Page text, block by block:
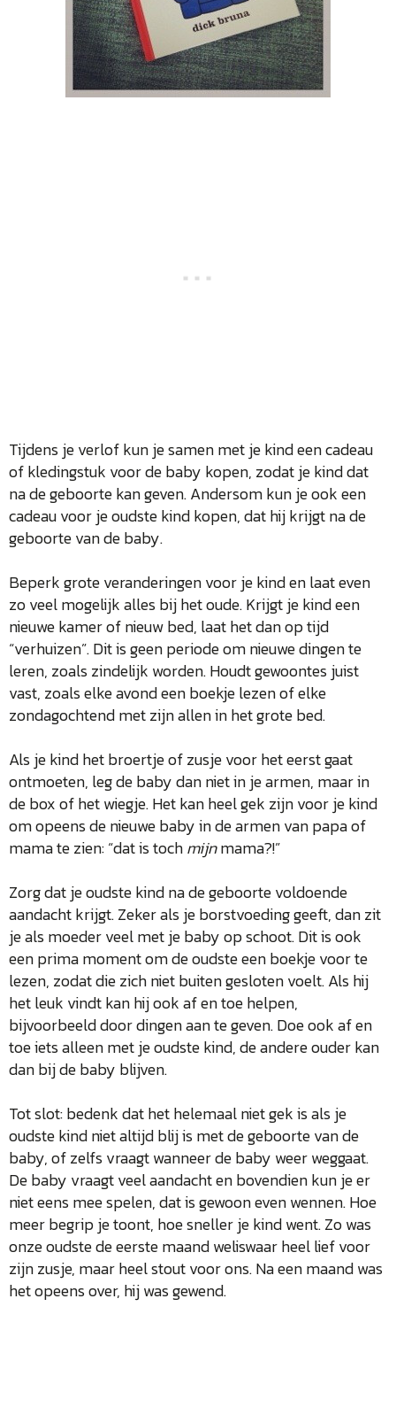
Tijdens je verlof kun je samen met je kind een cadeau
of kledingstuk voor de baby kopen, zodat je kind dat
na de geboorte kan geven. Andersom kun je ook een
cadeau voor je oudste kind kopen, dat hij krijgt na de
geboorte van de baby.
Beperk grote veranderingen voor je kind en laat even
zo veel mogelijk alles bij het oude. Krijgt je kind een
nieuwe kamer of nieuw bed, laat het dan op tijd
“verhuizen”. Dit is geen periode om nieuwe dingen te
leren, zoals zindelijk worden. Houdt gewoontes juist
vast, zoals elke avond een boekje lezen of elke
zondagochtend met zijn allen in het grote bed.
Als je kind het broertje of zusje voor het eerst gaat
ontmoeten, leg de baby dan niet in je armen, maar in
de box of het wiegje. Het kan heel gek zijn voor je kind
om opeens de nieuwe baby in de armen van papa of
mama te zien: “dat is tochmijnmama?!”
Zorg dat je oudste kind na de geboorte voldoende
aandacht krijgt. Zeker als je borstvoeding geeft, dan zit
je als moeder veel met je baby op schoot. Dit is ook
een prima moment om de oudste een boekje voor te
lezen, zodat die zich niet buiten gesloten voelt. Als hij
het leuk vindt kan hij ook af en toe helpen,
bijvoorbeeld door dingen aan te geven. Doe ook af en
toe iets alleen met je oudste kind, de andere ouder kan
dan bij de baby blijven.
Tot slot: bedenk dat het helemaal niet gek is als je
oudste kind niet altijd blij is met de geboorte van de
baby, of zelfs vraagt wanneer de baby weer weggaat.
De baby vraagt veel aandacht en bovendien kun je er
niet eens mee spelen, dat is gewoon even wennen. Hoe
meer begrip je toont, hoe sneller je kind went. Zo was
onze oudste de eerste maand weliswaar heel lief voor
zijn zusje, maar heel stout voor ons. Na een maand was
het opeens over, hij was gewend.